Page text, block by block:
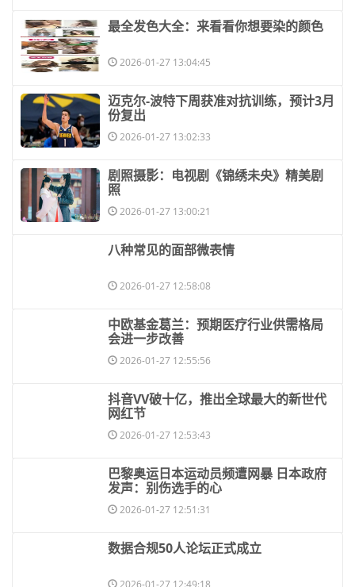
​最全发色大全：来看看你想要染的颜色
2026-01-27 13:04:45
​迈克尔-波特下周获准对抗训练，预计3月
份复出
2026-01-27 13:02:33
​剧照摄影：电视剧《锦绣未央》精美剧
照
2026-01-27 13:00:21
​八种常见的面部微表情
2026-01-27 12:58:08
​中欧基金葛兰：预期医疗行业供需格局
会进一步改善
2026-01-27 12:55:56
​抖音VV破十亿，推出全球最大的新世代
网红节
2026-01-27 12:53:43
​巴黎奥运日本运动员频遭网暴 日本政府
发声：别伤选手的心
2026-01-27 12:51:31
​数据合规50人论坛正式成立
2026-01-27 12:49:18